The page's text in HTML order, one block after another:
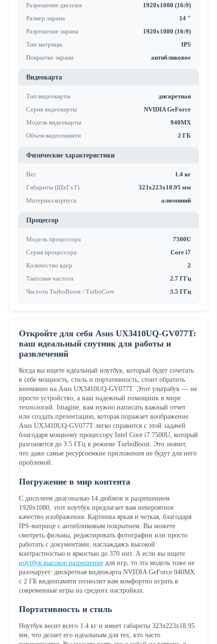
Разрешение дисплея
1920x1080 (16:9)
Размер экрана
14 "
Разрешение экрана
1920x1080 (16:9)
Тип матрицы
IPS
Покрытие экрана
антибликовое
Видеокарта
Тип видеокарты
дискретная
Серия видеокарты
NVIDIA GeForce
Модель видеокарты
940MX
Объем видеопамяти
2 ГБ
Физические характеристики
Вес
1.4 кг
Габариты (ШхГхТ)
323x223x18.95 мм
Материал корпуса
алюминий
Процессор
Модель процессора
7500U
Серия процессора
Core i7
Количество ядер
2
Тактовая частота
2.7 ГГц
Частота TurboBoost / TurboCore
3.5 ГГц
Откройте для себя Asus UX3410UQ-GV077T:
ваш идеальный спутник для работы и
развлечений
Когда вы ищете идеальный ноутбук, который будет сочетать
в себе мощность, стиль и портативность, стоит обратить
внимание на Asus UX3410UQ-GV077T. Этот ультрабук — не
просто устройство, а ваш надежный помощник в мире
технологий. Imagine, вам нужно написать важный отчет
или создать презентацию, которая поражает воображение.
Asus UX3410UQ-GV077T легко справится с этой задачей
благодаря мощному процессору Intel Core i7 7500U, который
разгоняется до 3.5 ГГц в режиме TurboBoost. Это значит,
что даже самые ресурсоемкие приложения не будут для него
проблемой.
Погружение в мир контента
С дисплеем диагональю 14 дюймов и разрешением
1920x1080, этот ноутбук предлагает вам невероятное
качество изображения. Картинка яркая и четкая, благодаря
IPS-матрице с антибликовым покрытием. Вы можете
смотреть фильмы, редактировать фотографии или просто
работать с документами, наслаждаясь высокой
контрастностью и яркостью до 370 нит. А если вы ищете
ноутбук высокое разрешениедля игр, то эта модель тоже не
разочарует: дискретная видеокарта NVIDIA GeForce 940MX
с 2 ГБ видеопамяти позволит вам комфортно играть в
современные игры на средних настройках.
Портативность и стиль
Ноутбук весит всего 1.4 кг и имеет габариты 323x223x18.95
мм, что делает его идеальным для тех, кто часто